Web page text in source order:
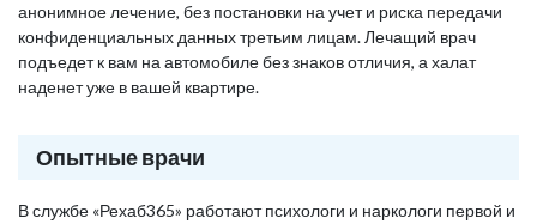
анонимное лечение, без постановки на учет и риска передачи
конфиденциальных данных третьим лицам. Лечащий врач
подъедет к вам на автомобиле без знаков отличия, а халат
наденет уже в вашей квартире.
Опытные врачи
В службе «Рехаб365» работают психологи и наркологи первой и